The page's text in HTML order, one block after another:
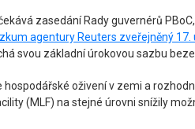
zasedání Rady guvernérů
agentury Reuters zveřejněný 17.
svou základní úrokovou sazbu
hospodářské oživení v zemi a
(MLF) na stejné úrovni snížily